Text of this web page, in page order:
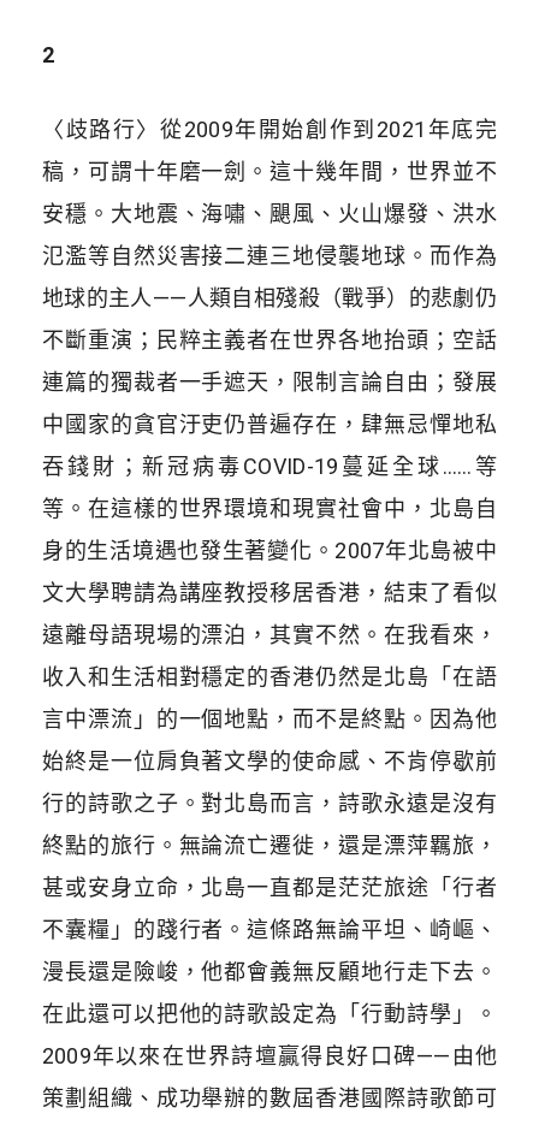
2
〈歧路行〉從2009年開始創作到2021年底完
稿，可謂十年磨一劍。這十幾年間，世界並不
安穩。大地震、海嘯、颶風、火山爆發、洪水
氾濫等自然災害接二連三地侵襲地球。而作為
地球的主人——人類自相殘殺（戰爭）的悲劇仍
不斷重演；民粹主義者在世界各地抬頭；空話
連篇的獨裁者一手遮天，限制言論自由；發展
中國家的貪官汙吏仍普遍存在，肆無忌憚地私
吞錢財；新冠病毒COVID-19蔓延全球……等
等。在這樣的世界環境和現實社會中，北島自
身的生活境遇也發生著變化。2007年北島被中
文大學聘請為講座教授移居香港，結束了看似
遠離母語現場的漂泊，其實不然。在我看來，
收入和生活相對穩定的香港仍然是北島「在語
言中漂流」的一個地點，而不是終點。 因為他
始終是一位肩負著文學的使命感、不肯停歇前
行的詩歌之子。對北島而言，詩歌永遠是沒有
終點的旅行。無論流亡遷徙，還是漂萍羈旅，
甚或安身立命，北島一直都是茫茫旅途「行者
不囊糧」的踐行者。這條路無論平坦、崎嶇、
漫長還是險峻，他都會義無反顧地行走下去。
在此還可以把他的詩歌設定為「行動詩學」。
2009年以來在世界詩壇贏得良好口碑——由他
策劃組織、成功舉辦的數屆香港國際詩歌節可